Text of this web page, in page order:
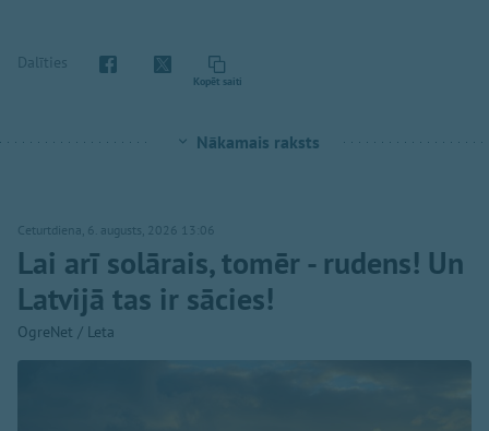
Dalīties
Kopēt saiti
Nākamais raksts
Ceturtdiena, 6. augusts, 2026 13:06
Lai arī solārais, tomēr - rudens! Un
Latvijā tas ir sācies!
OgreNet / Leta